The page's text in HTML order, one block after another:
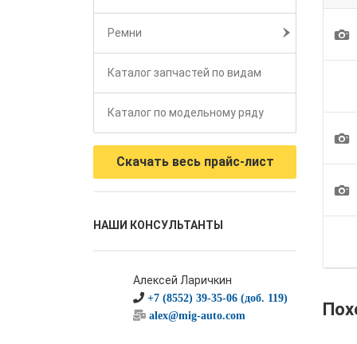
Ремни
Каталог запчастей по видам
Каталог по модельному ряду
Скачать весь прайс-лист
НАШИ КОНСУЛЬТАНТЫ
Алексей Ларичкин
+7 (8552) 39-35-06 (доб. 119)
alex@mig-auto.com
1
1
1